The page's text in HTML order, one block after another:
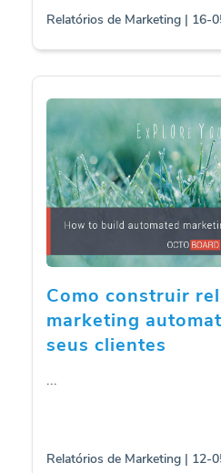
Relatórios de Marketing | 16-
Como construir
marketing
seus clientes
...
Relatórios de Marketing | 12-